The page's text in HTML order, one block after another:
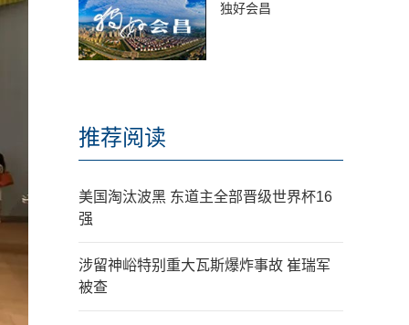
独好会昌
推荐阅读
美国淘汰波黑 东道主全部晋级世界杯16
强
涉留神峪特别重大瓦斯爆炸事故 崔瑞军
被查